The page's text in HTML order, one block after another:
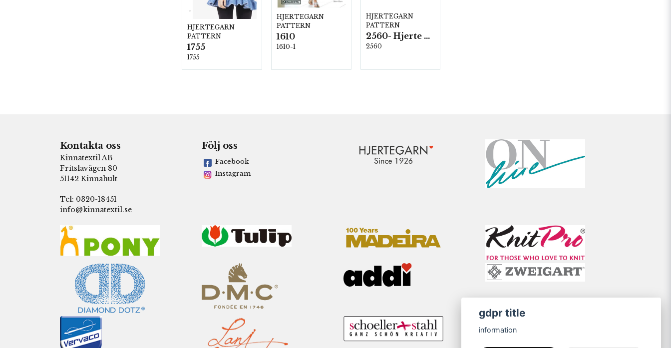
HJERTEGARN
PATTERN
1755
1755
HJERTEGARN
PATTERN
1610
1610-1
HJERTEGARN
PATTERN
2560- Hjerte Fine
2560
Kontakta oss
Kinnatextil AB
Fritslavägen 80
51142 Kinnahult
Tel: 0320-18451
info@kinnatextil.se
Följ oss
Facebook
Instagram
gdpr title
information